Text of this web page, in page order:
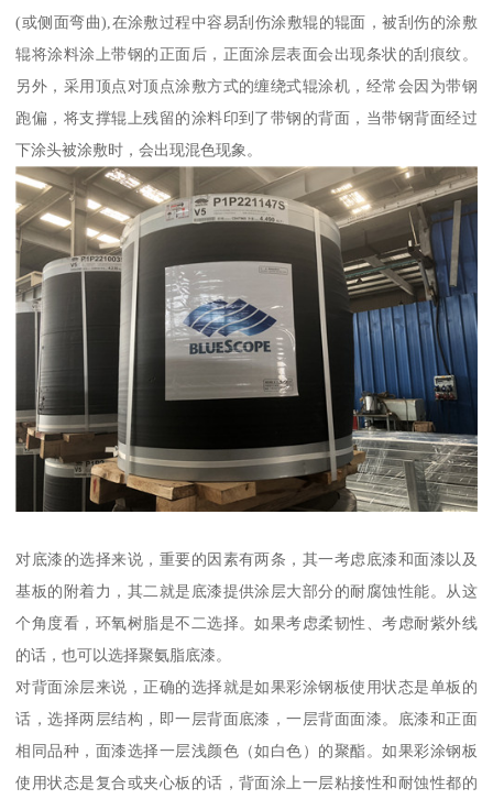
(或侧面弯曲),在涂敷过程中容易刮伤涂敷辊的辊面，被刮伤的涂敷
辊将涂料涂上带钢的正面后，正面涂层表面会出现条状的刮痕纹。
另外，采用顶点对顶点涂敷方式的缠绕式辊涂机，经常会因为带钢
跑偏，将支撑辊上残留的涂料印到了带钢的背面，当带钢背面经过
下涂头被涂敷时，会出现混色现象。
对底漆的选择来说，重要的因素有两条，其一考虑底漆和面漆以及
基板的附着力，其二就是底漆提供涂层大部分的耐腐蚀性能。从这
个角度看，环氧树脂是不二选择。如果考虑柔韧性、考虑耐紫外线
的话，也可以选择聚氨脂底漆。
对背面涂层来说，正确的选择就是如果彩涂钢板使用状态是单板的
话，选择两层结构，即一层背面底漆，一层背面面漆。底漆和正面
相同品种，面漆选择一层浅颜色（如白色）的聚酯。如果彩涂钢板
使用状态是复合或夹心板的话，背面涂上一层粘接性和耐蚀性都的